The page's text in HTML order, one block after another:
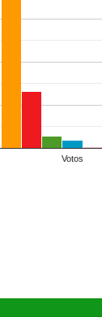
Votos